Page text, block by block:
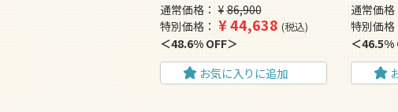
通常価格
¥ 86,900
特別価格
¥44,638 税込
48.6% OFF
お気に入りに追加
通常価格
特別価格
46.5%